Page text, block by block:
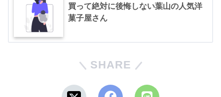
買って絶対に後悔しない葉山の人気洋
菓子屋さん
SHARE